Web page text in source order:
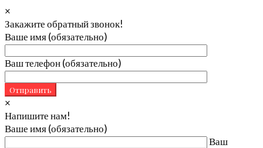
×
Закажите обратный звонок!
Ваше имя (обязательно)
Ваш телефон (обязательно)
×
Напишите нам!
Ваше имя (обязательно)
Ваш